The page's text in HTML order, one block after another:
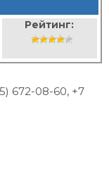
Рейтинг:
672-08-60, +7